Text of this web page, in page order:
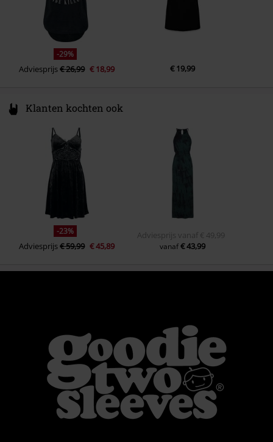
-29%
Adviesprijs€ 26,99 € 18,99 € 19,99
Klanten kochten ook
-23%
Adviesprijs€ 59,99 € 45,89
Adviesprijs vanaf € 49,99
vanaf€ 43,99